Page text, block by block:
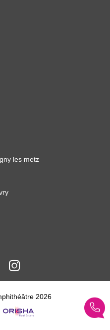
les metz
2026